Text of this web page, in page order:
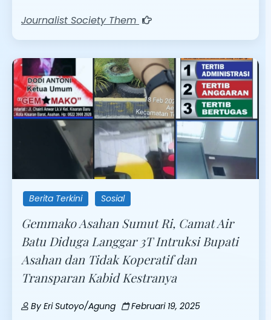
Journalist Society Them
Berita Terkini Sosial
Gemmako Asahan Sumut Ri, Camat Air
Batu Diduga Langgar 3T Intruksi Bupati
Asahan dan Tidak Koperatif dan
Transparan Kabid Kestranya
By Eri Sutoyo/Agung Februari 19, 2025